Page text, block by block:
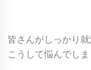
皆さんがしっかり
こうして悩んでし